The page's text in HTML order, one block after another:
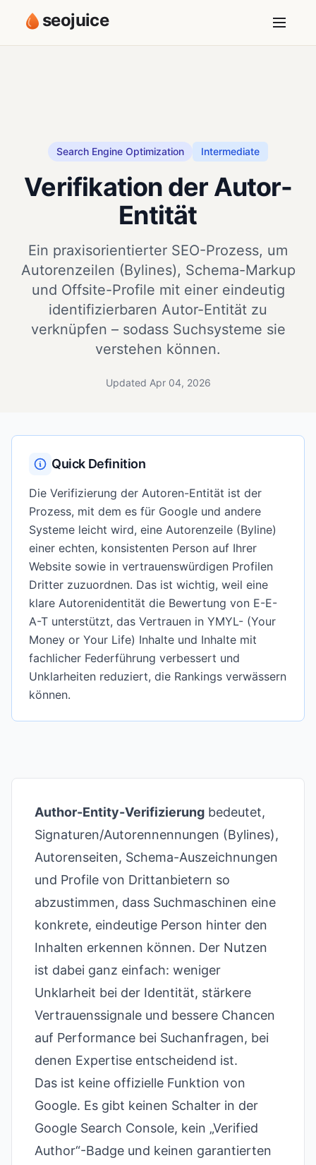
seojuice
Search Engine Optimization Intermediate
Verifikation der Autor-
Entität
Ein praxisorientierter SEO-Prozess, um
Autorenzeilen (Bylines), Schema-Markup
und Offsite-Profile mit einer eindeutig
identifizierbaren Autor-Entität zu
verknüpfen – sodass Suchsysteme sie
verstehen können.
Updated Apr 04, 2026
Quick Definition
Die Verifizierung der Autoren-Entität ist der
Prozess, mit dem es für Google und andere
Systeme leicht wird, eine Autorenzeile (Byline)
einer echten, konsistenten Person auf Ihrer
Website sowie in vertrauenswürdigen Profilen
Dritter zuzuordnen. Das ist wichtig, weil eine
klare Autorenidentität die Bewertung von E-E-
A-T unterstützt, das Vertrauen in YMYL- (Your
Money or Your Life) Inhalte und Inhalte mit
fachlicher Federführung verbessert und
Unklarheiten reduziert, die Rankings verwässern
können.
Author-Entity-Verifizierung bedeutet,
Signaturen/Autorennennungen (Bylines),
Autorenseiten, Schema-Auszeichnungen
und Profile von Drittanbietern so
abzustimmen, dass Suchmaschinen eine
konkrete, eindeutige Person hinter den
Inhalten erkennen können. Der Nutzen
ist dabei ganz einfach: weniger
Unklarheit bei der Identität, stärkere
Vertrauenssignale und bessere Chancen
auf Performance bei Suchanfragen, bei
denen Expertise entscheidend ist.
Das ist keine offizielle Funktion von
Google. Es gibt keinen Schalter in der
Google Search Console, kein „Verified
Author“-Badge und keinen garantierten